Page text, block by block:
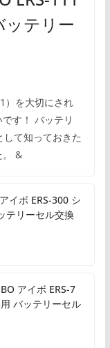
ッテリー
）を大切にされ
す！ バッテリ
て知っておきた
。 &
イボ ERS-300 シ
テリーセル交換
アイボ ERS-7
バッテリーセル